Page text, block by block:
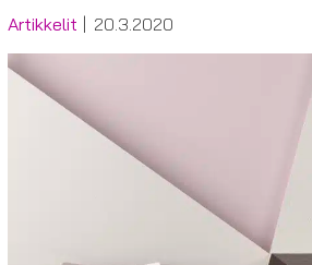
Kategoriat
Artikkelit Julkaistu
20.3.2020